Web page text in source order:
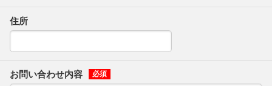
住所
お問い合わせ内容